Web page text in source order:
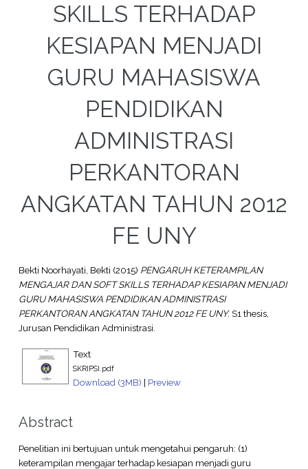
SKILLS TERHADAP
KESIAPAN MENJADI
GURU MAHASISWA
PENDIDIKAN
ADMINISTRASI
PERKANTORAN
ANGKATAN TAHUN 2012
FE UNY
Bekti Noorhayati, Bekti (2015) PENGARUH KETERAMPILAN
MENGAJAR DAN SOFT SKILLS TERHADAP KESIAPAN MENJADI
GURU MAHASISWA PENDIDIKAN ADMINISTRASI
PERKANTORAN ANGKATAN TAHUN 2012 FE UNY.S1 thesis,
Jurusan Pendidikan Administrasi.
Text
SKRIPSI.pdf
Download (3MB) | Preview
Abstract
Penelitian ini bertujuan untuk mengetahui pengaruh: (1)
keterampilan mengajar terhadap kesiapan menjadi guru